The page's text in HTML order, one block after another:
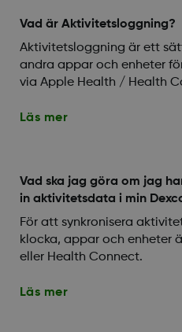
Vad är Aktivitetsloggning?
Aktivitetsloggning är ett
andra appar och enheter
via Apple Health / Health
Läs mer
Vad ska jag göra om jag
in aktivitetsdata i min
För att synkronisera
klocka, appar och enheter
eller Health Connect.
Läs mer